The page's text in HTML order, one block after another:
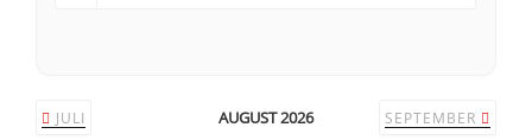
JULI AUGUST 2026 SEPTEMBER